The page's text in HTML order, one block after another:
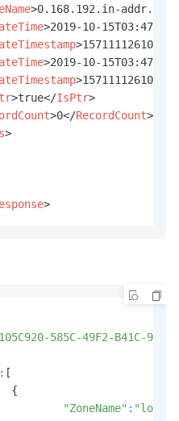
>0.168.192.in-addr.arpa
>2019-10-15T03:47Z
>1571111261000
>2019-10-15T03:47Z
>1571111261000
>true</IsPtr>
>0</RecordCount>
>
>
585C-49F2-B41C-
: [
"ZoneName" :